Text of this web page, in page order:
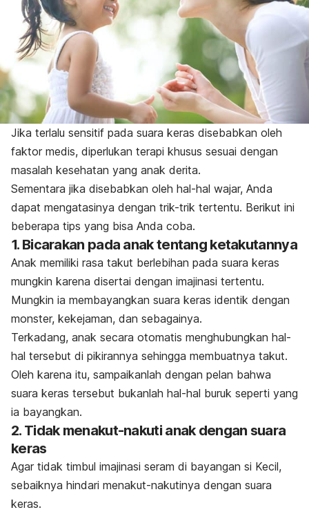
Jika terlalu sensitif pada suara keras disebabkan oleh
faktor medis, diperlukan terapi khusus sesuai dengan
masalah kesehatan yang anak derita.
Sementara jika disebabkan oleh hal-hal wajar, Anda
dapat mengatasinya dengan trik-trik tertentu. Berikut ini
beberapa tips yang bisa Anda coba.
1. Bicarakan pada anak tentang ketakutannya
Anak memiliki rasa takut berlebihan pada suara keras
mungkin karena disertai dengan imajinasi tertentu.
Mungkin ia membayangkan suara keras identik dengan
monster, kekejaman, dan sebagainya.
Terkadang, anak secara otomatis menghubungkan hal-
hal tersebut di pikirannya sehingga membuatnya takut.
Oleh karena itu, sampaikanlah dengan pelan bahwa
suara keras tersebut bukanlah hal-hal buruk seperti yang
ia bayangkan.
2. Tidak menakut-nakuti anak dengan suara
keras
Agar tidak timbul imajinasi seram di bayangan si Kecil,
sebaiknya hindari menakut-nakutinya dengan suara
keras.